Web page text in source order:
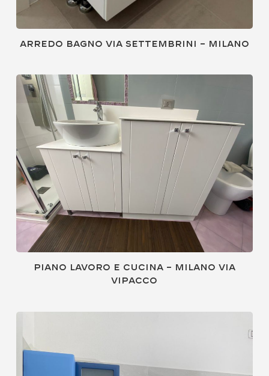
Arredo bagno via Settembrini – Milano
Piano lavoro e cucina – Milano via
vipacco